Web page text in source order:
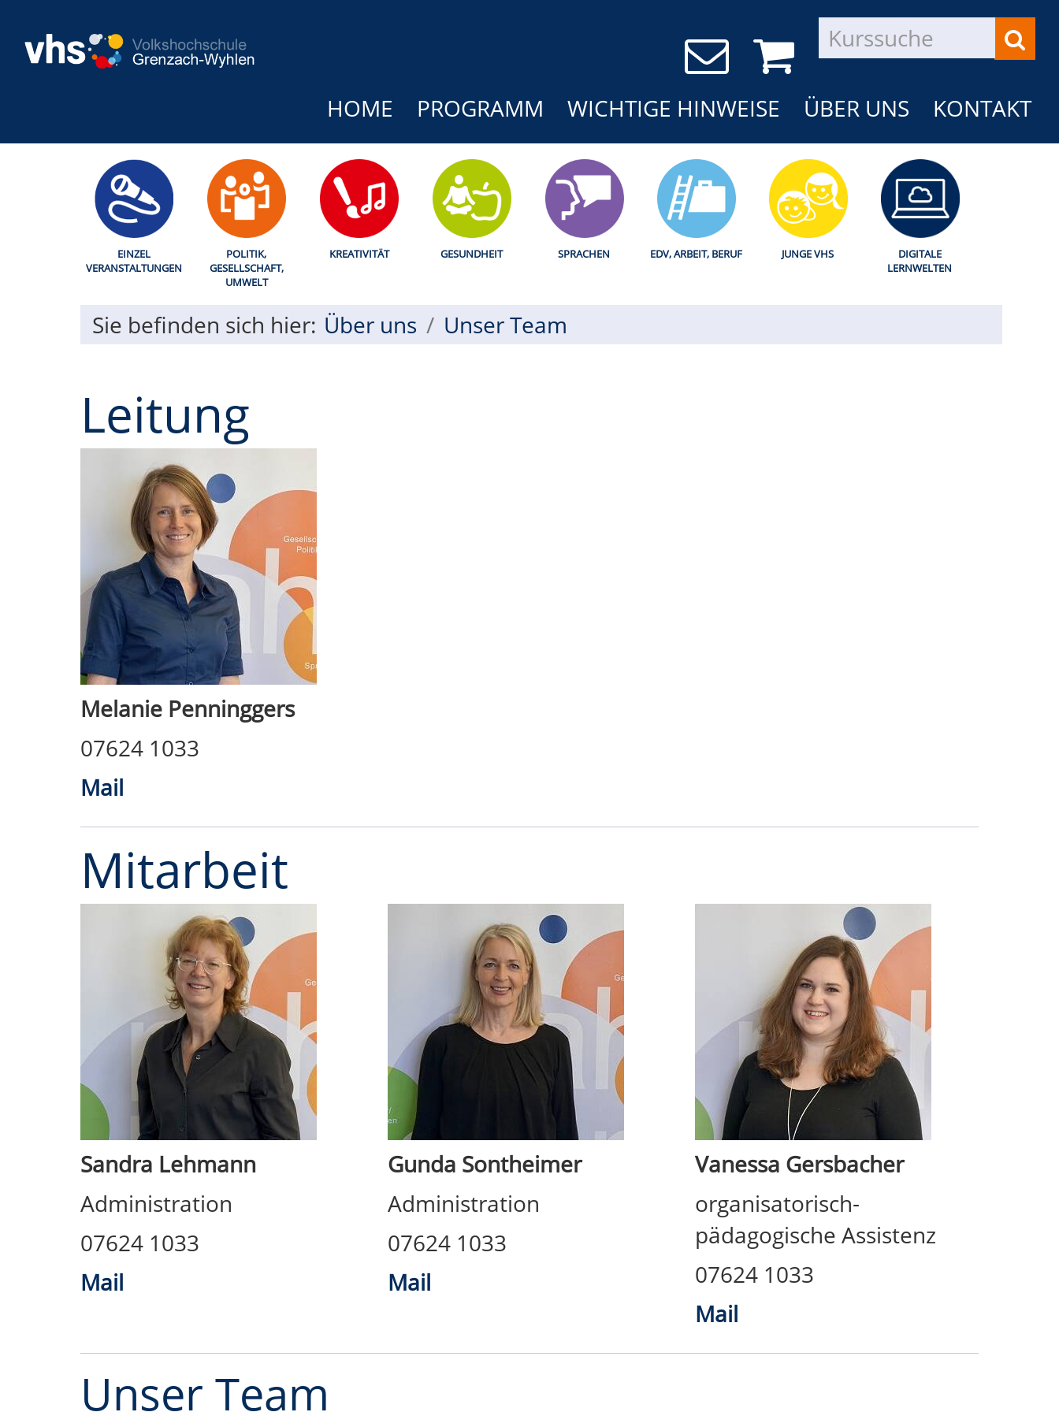
HOME PROGRAMM WICHTIGE HINWEISE ÜBER UNS KONTAKT
EINZEL
VERANSTALTUNGEN
POLITIK,
GESELLSCHAFT,
UMWELT
KREATIVITÄT GESUNDHEIT SPRACHEN EDV, ARBEIT, BERUF JUNGE VHS
DIGITALE
LERNWELTEN
Sie befinden sich hier: Über uns Unser Team
Leitung
Melanie Penninggers
07624 1033
Mail
Mitarbeit
Sandra Lehmann
Administration
07624 1033
Mail
Gunda Sontheimer
Administration
07624 1033
Mail
Vanessa Gersbacher
organisatorisch-
pädagogische Assistenz
07624 1033
Mail
Unser Team